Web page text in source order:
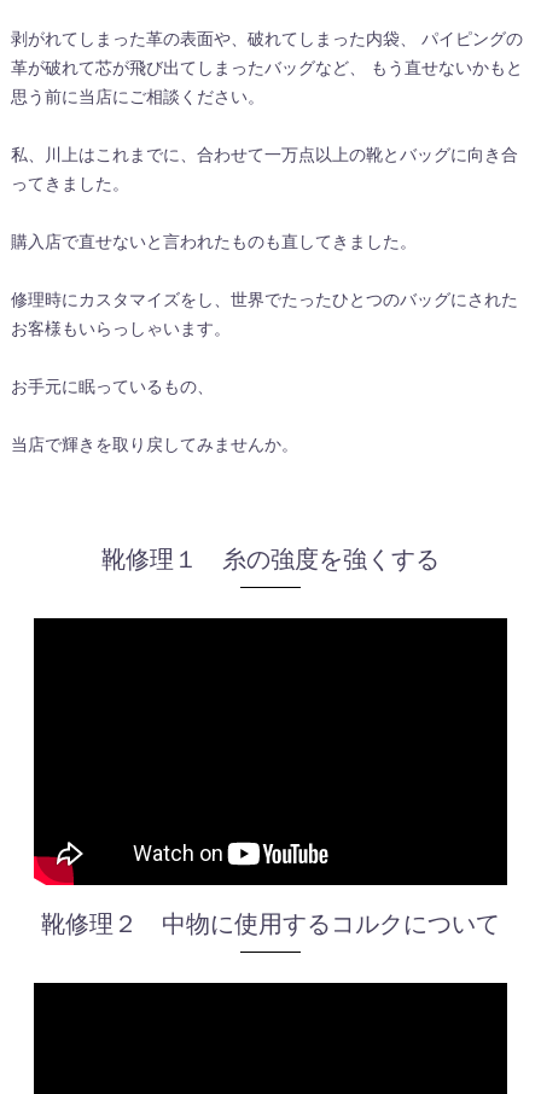
剥がれてしまった革の表面や、破れてしまった内袋、 パイピングの
革が破れて芯が飛び出てしまったバッグなど、 もう直せないかもと
思う前に当店にご相談ください。
私、川上はこれまでに、合わせて一万点以上の靴とバッグに向き合
ってきました。
購入店で直せないと言われたものも直してきました。
修理時にカスタマイズをし、世界でたったひとつのバッグにされた
お客様もいらっしゃいます。
お手元に眠っているもの、
当店で輝きを取り戻してみませんか。
靴修理１ 糸の強度を強くする
靴修理２ 中物に使用するコルクについて